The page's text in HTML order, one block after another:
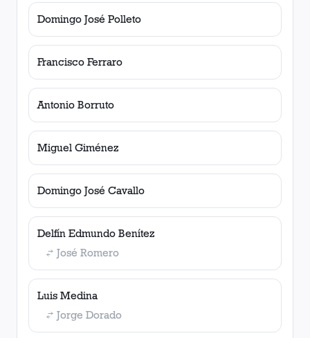
Domingo José Polleto
Francisco Ferraro
Antonio Borruto
Miguel Giménez
Domingo José Cavallo
Delfín Edmundo Benítez
José Romero
Luis Medina
Jorge Dorado